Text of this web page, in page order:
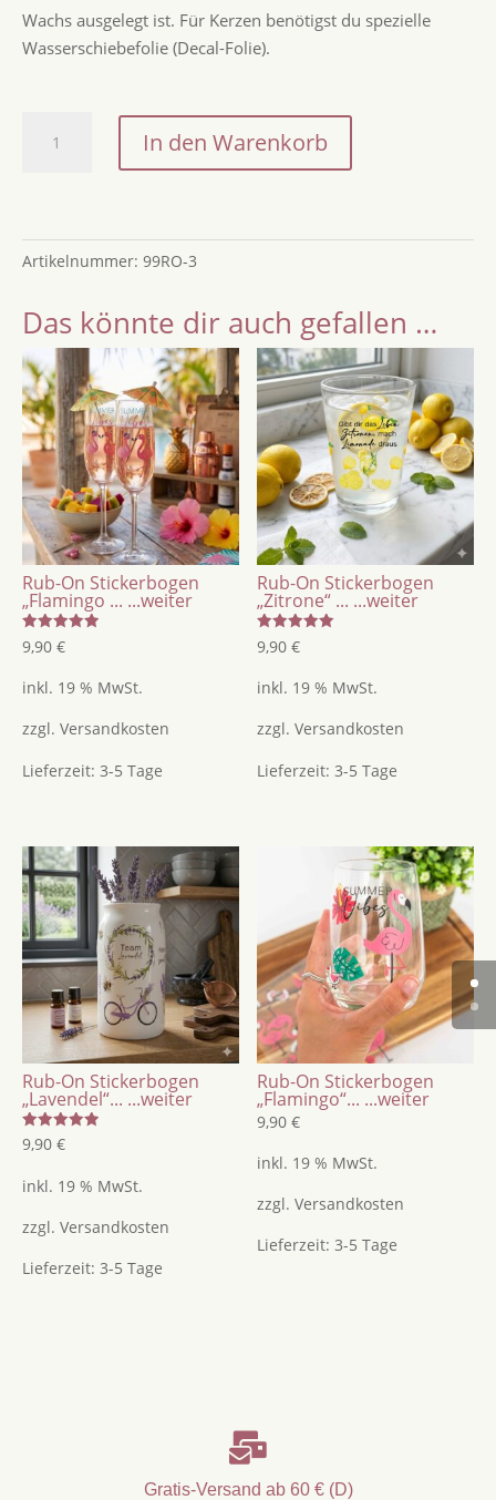
Wachs ausgelegt ist. Für Kerzen benötigst du spezielle
Wasserschiebefolie (Decal-Folie).
Spritz“
A5
Transferfolie
Raysin,
Keraflott
&
Glas
Menge
In den Warenkorb
Artikelnummer: 99RO-3
Das könnte dir auch gefallen …
Rub-On Stickerbogen
„Flamingo ... ...weiter
Bewertet
mit
von 5
9,90 €
inkl. 19 % MwSt.
zzgl. Versandkosten
Lieferzeit: 3-5 Tage
Rub-On Stickerbogen
„Zitrone“ ... ...weiter
Bewertet
mit
von 5
9,90€
inkl. 19 % MwSt.
zzgl.Versandkosten
Lieferzeit:3-5 Tage
Rub-On Stickerbogen
„Lavendel“... ...weiter
Bewertet
mit
von 5
9,90 €
inkl. 19 % MwSt.
zzgl. Versandkosten
Lieferzeit: 3-5 Tage
Rub-On Stickerbogen
„Flamingo“... ...weiter
9,90€
inkl. 19 % MwSt.
zzgl.Versandkosten
Lieferzeit:3-5 Tage

Gratis-Versand ab 60 € (D)